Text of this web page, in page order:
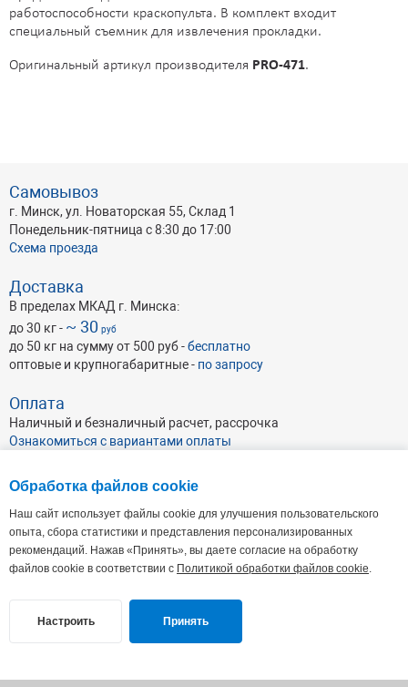
работоспособности краскопульта. В комплект входит
специальный съемник для извлечения прокладки.
Оригинальный артикул производителя PRO-471.
Самовывоз
г. Минск, ул. Новаторская 55, Склад 1
Понедельник-пятница с 8:30 до 17:00
Схема проезда
Доставка
В пределах МКАД г. Минска:
до 30 кг - ~ 30 руб
до 50 кг на сумму от 500 руб -бесплатно
оптовые и крупногабаритные - по запросу
Оплата
Наличный и безналичный расчет, рассрочка
Ознакомиться с вариантами оплаты
ОАО Абразивхимсбыт , УНП 191046462
Республика Беларусь, г. Минск, ул. Кульман 35А, пом. 7 (4-й этаж),220100
+375 17 338-44-44(66-66)
+375 29 112-20-13
+375 29 112-30-13
Обработка файлов cookie
Наш сайт использует файлы cookie для улучшения пользовательского
опыта, сбора статистики и представления персонализированных
рекомендаций. Нажав «Принять», вы даете согласие на обработку
файлов cookie в соответствии с Политикой обработки файлов cookie.
Настроить Принять